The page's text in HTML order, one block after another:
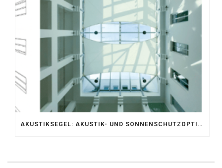
AKUSTIKSEGEL: AKUSTIK- UND SONNENSCHUTZOPTIMIERUNG IM ATRIUM DER UNIVERSITÄT BONN